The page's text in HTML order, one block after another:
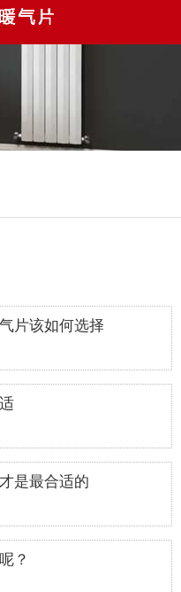
片该如何选择
是最合适的
？